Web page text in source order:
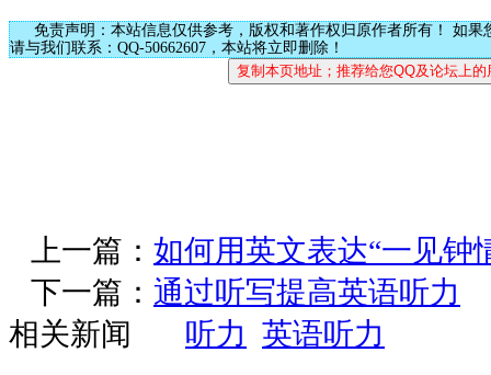
免责声明：本站信息仅供参考，版权和著作权归原作者所有！ 如果
请与我们联系：QQ-50662607，本站将立即删除！
上一篇： 如何用英文表达“一见钟
下一篇： 通过听写提高英语听力
相关新闻
听力 英语听力